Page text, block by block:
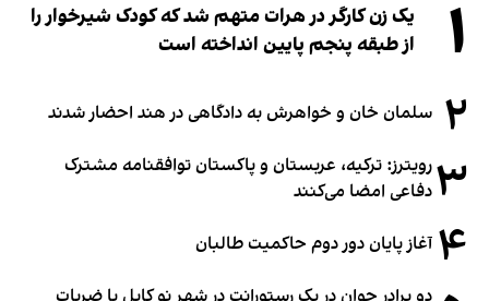
۱
یک زن کارگر در هرات متهم شد که کودک شیرخوار را
از طبقه پنجم پایین انداخته است
۲ سلمان خان و خواهرش به دادگاهی در هند احضار شدند
۳رویترز: ترکیه، عربستان و پاکستان توافقنامه مشترک
دفاعی امضا می‌کنند
۴ آغاز پایان دور دوم حاکمیت طالبان